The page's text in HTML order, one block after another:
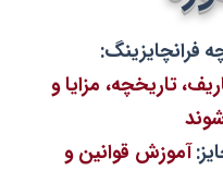
فرانچایزینگ:
تاریخچه، مزایا و
آموزش قوانین و